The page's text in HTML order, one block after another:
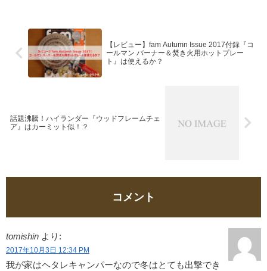
【レビュー】fam Autumn Issue 2017付録『コ
ールマン バーナー＆焚き火用ホットプレー
ト』は使えるか？
話題沸騰！ハイランダー『ウッドフレームチェ
ア』はカーミット似！？
コメント
tomishin より:
2017年10月3日 12:34 PM
我が家はヘタレキャンパーなので冬はとても出撃でき